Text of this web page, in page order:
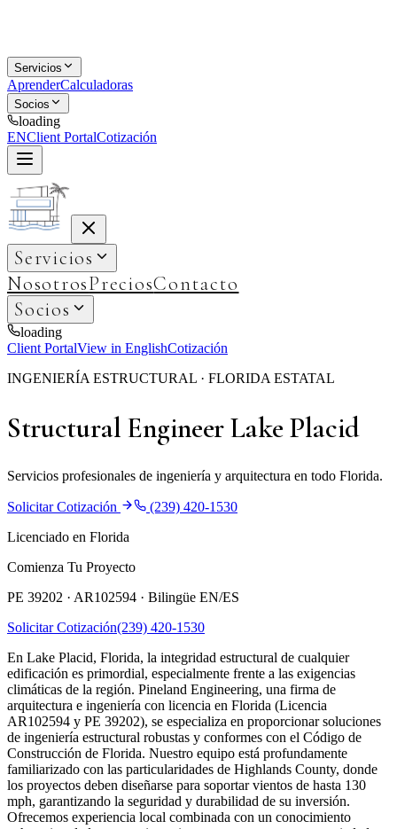
Servicios
AprenderCalculadoras
Socios
loading
ENClient PortalCotización
Servicios
NosotrosPreciosContacto
Socios
loading
Client PortalView in EnglishCotización
INGENIERÍA ESTRUCTURAL · FLORIDA ESTATAL
Structural Engineer Lake Placid
Servicios profesionales de ingeniería y arquitectura en todo Florida.
Solicitar Cotización
(239) 420-1530
Licenciado en Florida
Comienza Tu Proyecto
PE 39202 · AR102594 · Bilingüe EN/ES
Solicitar Cotización(239) 420-1530
En Lake Placid, Florida, la integridad estructural de cualquier
edificación es primordial, especialmente frente a las exigencias
climáticas de la región. Pineland Engineering, una firma de
arquitectura e ingeniería con licencia en Florida (Licencia
AR102594 y PE 39202), se especializa en proporcionar soluciones
de ingeniería estructural robustas y conformes con el Código de
Construcción de Florida. Nuestro equipo está profundamente
familiarizado con las particularidades de Highlands County, donde
los proyectos deben diseñarse para soportar vientos de hasta 130
mph, garantizando la seguridad y durabilidad de su inversión.
Ofrecemos experiencia local combinada con un conocimiento